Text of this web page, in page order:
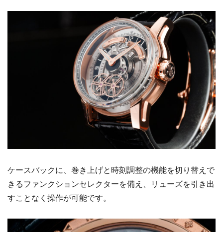
ケースバックに、巻き上げと時刻調整の機能を切り替えで
きるファンクションセレクターを備え、リューズを引き出
すことなく操作が可能です。